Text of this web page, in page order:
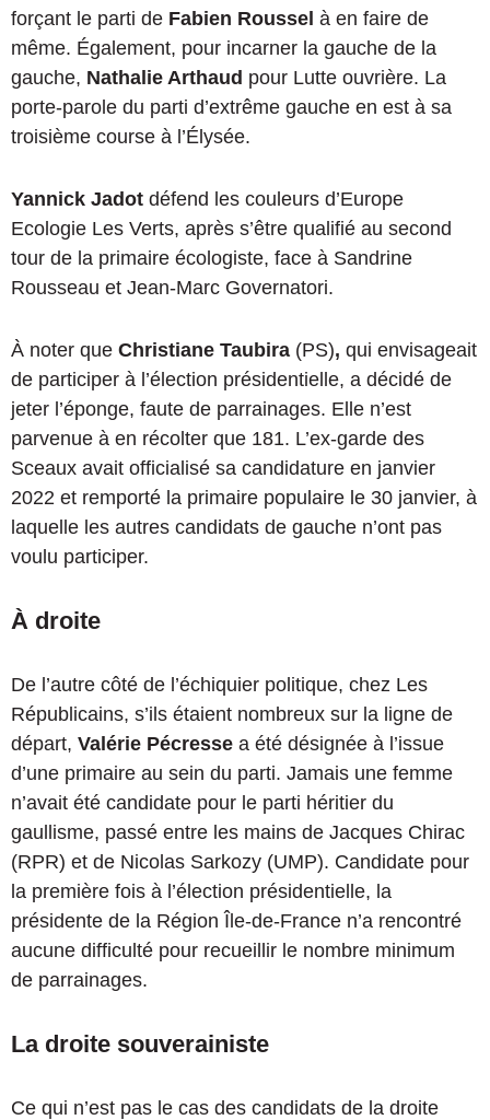
forçant le parti de Fabien Roussel à en faire de
même. Également, pour incarner la gauche de la
gauche, Nathalie Arthaud pour Lutte ouvrière. La
porte-parole du parti d’extrême gauche en est à sa
troisième course à l’Élysée.
Yannick Jadot défend les couleurs d’Europe
Ecologie Les Verts, après s’être qualifié au second
tour de la primaire écologiste, face à Sandrine
Rousseau et Jean-Marc Governatori.
À noter que Christiane Taubira (PS), qui envisageait
de participer à l’élection présidentielle, a décidé de
jeter l’éponge, faute de parrainages. Elle n’est
parvenue à en récolter que 181. L’ex-garde des
Sceaux avait officialisé sa candidature en janvier
2022 et remporté la primaire populaire le 30 janvier, à
laquelle les autres candidats de gauche n’ont pas
voulu participer.
À droite
De l’autre côté de l’échiquier politique, chez Les
Républicains, s’ils étaient nombreux sur la ligne de
départ, Valérie Pécresse a été désignée à l’issue
d’une primaire au sein du parti. Jamais une femme
n’avait été candidate pour le parti héritier du
gaullisme, passé entre les mains de Jacques Chirac
(RPR) et de Nicolas Sarkozy (UMP). Candidate pour
la première fois à l’élection présidentielle, la
présidente de la Région Île-de-France n’a rencontré
aucune difficulté pour recueillir le nombre minimum
de parrainages.
La droite souverainiste
Ce qui n’est pas le cas des candidats de la droite